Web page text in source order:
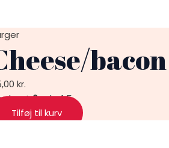
kr.
0ud af 5
Tilføj til kurv